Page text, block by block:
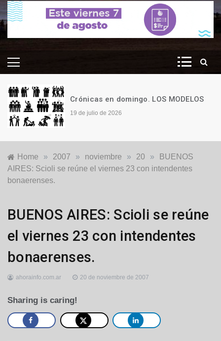
Crónicas en domingo. LOS MODELOS
19 de julio de 2026
Home » 2007 » noviembre » 20 »
BUENOS
AIRES: Scioli se reúne el viernes 23 con intendentes
bonaerenses.
Locales
BUENOS AIRES: Scioli se reúne
el viernes 23 con intendentes
bonaerenses.
ahorainfo.com.ar 20 de noviembre de 2007
Sharing is caring!